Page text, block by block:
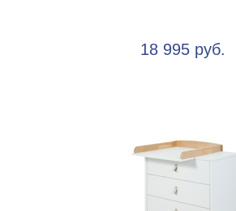
18 995 руб.